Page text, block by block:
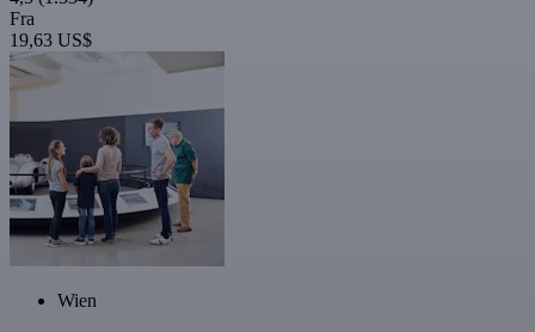
Fra
19,63 US$
Wien